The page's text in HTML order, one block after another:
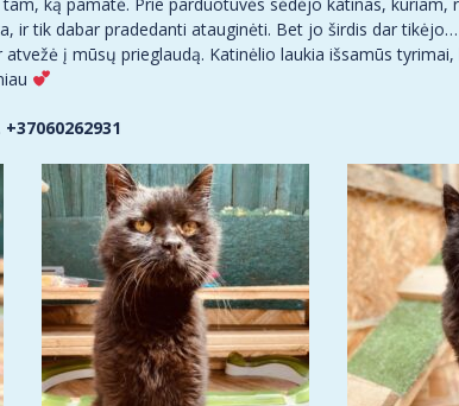
ir tik dabar pradedanti atauginėti. Bet jo širdis dar tikėjo…
į mūsų prieglaudą. Katinėlio laukia išsamūs
+37060262931